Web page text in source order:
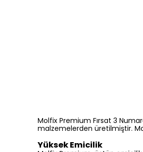
Molfix Premium Fırsat 3
malzemelerden üretilmiştir.
Yüksek Emicilik